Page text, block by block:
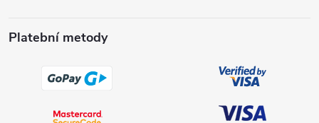
Platební metody